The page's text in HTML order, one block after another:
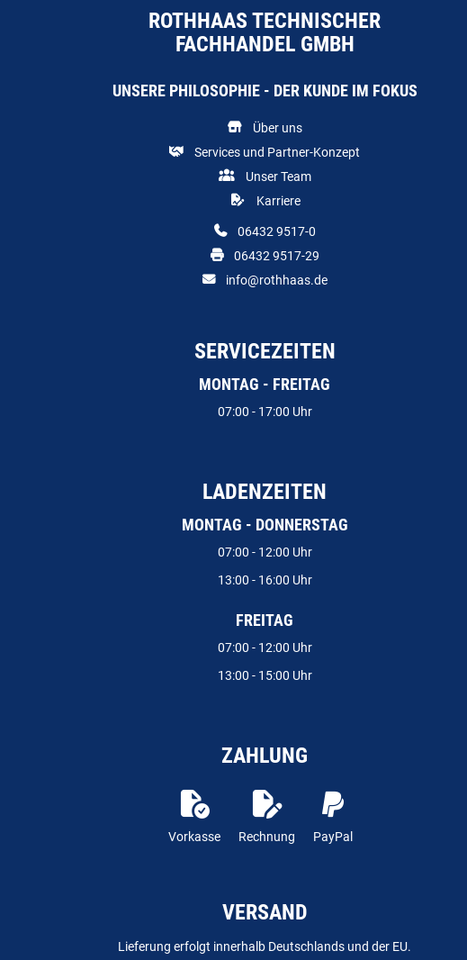
ROTHHAAS TECHNISCHER
FACHHANDEL GMBH
UNSERE PHILOSOPHIE - DER KUNDE IM FOKUS
Über uns
Services und Partner-Konzept
Unser Team
Karriere
06432 9517-0
06432 9517-29
info@rothhaas.de
SERVICEZEITEN
MONTAG - FREITAG
07:00 - 17:00 Uhr
LADENZEITEN
MONTAG - DONNERSTAG
07:00 - 12:00 Uhr
13:00 - 16:00 Uhr
FREITAG
07:00 - 12:00 Uhr
13:00 - 15:00 Uhr
ZAHLUNG
Vorkasse Rechnung PayPal
VERSAND
Lieferung erfolgt innerhalb Deutschlands und der EU.